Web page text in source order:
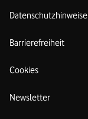
Datenschutzhinweise
Barrierefreiheit
Cookies
Newsletter